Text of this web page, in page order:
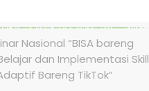
Nasional “BISA bareng
dan Implementasi Skill
Bareng TikTok”